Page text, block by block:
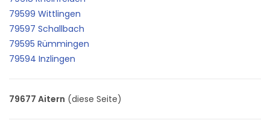
79599 Wittlingen
79597 Schallbach
79595 Rümmingen
79594 Inzlingen
79677 Aitern (diese Seite)